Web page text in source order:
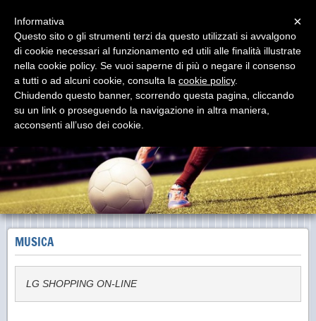
LG Sports&Management
Consulenza e Assistenza Calcistica Sportiva
MUSICA
LG SHOPPING ON-LINE
×
Informativa
Questo sito o gli strumenti terzi da questo utilizzati si avvalgono
di cookie necessari al funzionamento ed utili alle finalità illustrate
nella cookie policy. Se vuoi saperne di più o negare il consenso
a tutti o ad alcuni cookie, consulta la cookie policy.
Chiudendo questo banner, scorrendo questa pagina, cliccando
su un link o proseguendo la navigazione in altra maniera,
acconsenti all’uso dei cookie.